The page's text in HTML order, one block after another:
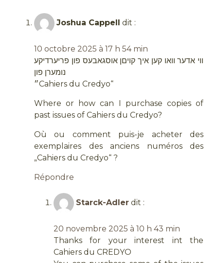
Joshua Cappell dit :
10 octobre 2025 à 17 h 54 min
ווי אדער וואו קען איך קויםן אוסגאבעס פון פריערדיקע
נומערן פון
״Cahiers du Credyo“
Where or how can I purchase copies of
past issues of Cahiers du Credyo?
Où ou comment puis-je acheter des
exemplaires des anciens numéros des
„Cahiers du Credyo“ ?
Répondre
Starck-Adler dit :
20 novembre 2025 à 10 h 43 min
Thanks for your interest int the
Cahiers du CREDYO